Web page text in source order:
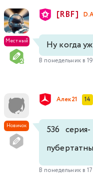
Местный
[RBF]
Ну когда
В понедельник в
Новичок
Алек21 14
536
В понедельник в